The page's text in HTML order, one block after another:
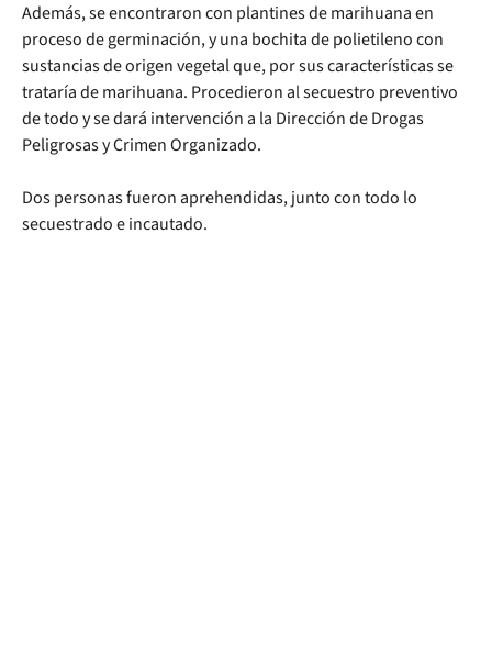
Además, se encontraron con plantines de marihuana en
proceso de germinación, y una bochita de polietileno con
sustancias de origen vegetal que, por sus características se
trataría de marihuana. Procedieron al secuestro preventivo
de todo y se dará intervención a la Dirección de Drogas
Peligrosas y Crimen Organizado.
Dos personas fueron aprehendidas, junto con todo lo
secuestrado e incautado.